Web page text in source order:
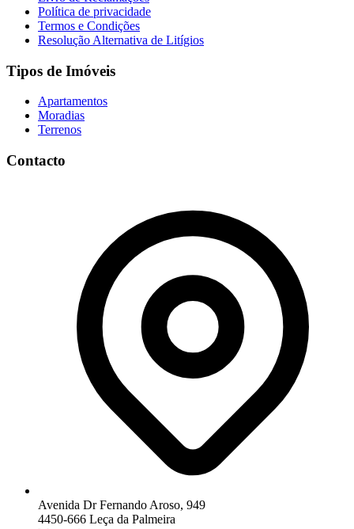
Política de privacidade
Termos e Condições
Resolução Alternativa de Litígios
Tipos de Imóveis
Apartamentos
Moradias
Terrenos
Contacto
Avenida Dr Fernando Aroso, 949
4450-666 Leça da Palmeira